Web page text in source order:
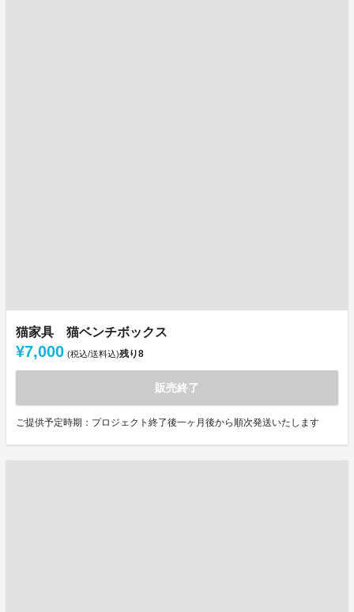
猫家具 猫ベンチボックス
¥7,000 (税込/送料込)残り8
販売終了
ご提供予定時期：プロジェクト終了後一ヶ月後から順次発送いたします